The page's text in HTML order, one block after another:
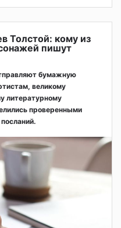
Толстой: кому из
пишут
бумажную
великому
литературному
проверенными